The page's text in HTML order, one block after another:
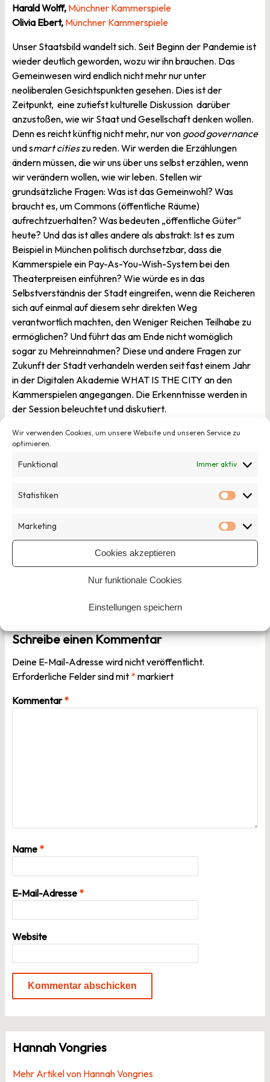
Wir verwenden Cookies, um unsere Website und unseren Service zu
optimieren.
Funktional Immer aktiv
Statistiken
Marketing
Cookies akzeptieren
Nur funktionale Cookies
Einstellungen speichern
Harald Wolff, Münchner Kammerspiele
Olivia Ebert, Münchner Kammerspiele
Unser Staatsbild wandelt sich. Seit Beginn der Pandemie ist
wieder deutlich geworden, wozu wir ihn brauchen. Das
Gemeinwesen wird endlich nicht mehr nur unter
neoliberalen Gesichtspunkten gesehen. Dies ist der
Zeitpunkt, eine zutiefst kulturelle Diskussion darüber
anzustoßen, wie wir Staat und Gesellschaft denken wollen.
Denn es reicht künftig nicht mehr, nur von good governance
und smart citieszu reden. Wir werden die Erzählungen
ändern müssen, die wir uns über uns selbst erzählen, wenn
wir verändern wollen, wie wir leben. Stellen wir
grundsätzliche Fragen: Was ist das Gemeinwohl? Was
braucht es, um Commons (öffentliche Räume)
aufrechtzuerhalten? Was bedeuten „öffentliche Güter“
heute? Und das ist alles andere als abstrakt: Ist es zum
Beispiel in München politisch durchsetzbar, dass die
Kammerspiele ein Pay-As-You-Wish-System bei den
Theaterpreisen einführen? Wie würde es in das
Selbstverständnis der Stadt eingreifen, wenn die Reicheren
sich auf einmal auf diesem sehr direkten Weg
verantwortlich machten, den Weniger Reichen Teilhabe zu
ermöglichen? Und führt das am Ende nicht womöglich
sogar zu Mehreinnahmen? Diese und andere Fragen zur
Zukunft der Stadt verhandeln werden seit fast einem Jahr
in der Digitalen Akademie WHAT IS THE CITY an den
Kammerspielen angegangen. Die Erkenntnisse werden in
der Session beleuchtet und diskutiert.
Veröffentlicht am
Beitragsnavigation
Vorheriger Beitrag
Nächster Beitrag
Schreibe einen Kommentar
Deine E-Mail-Adresse wird nicht veröffentlicht.
Erforderliche Felder sind mit *markiert
Kommentar*
Name *
E-Mail-Adresse *
Website
Hannah Vongries
Mehr Artikel von Hannah Vongries